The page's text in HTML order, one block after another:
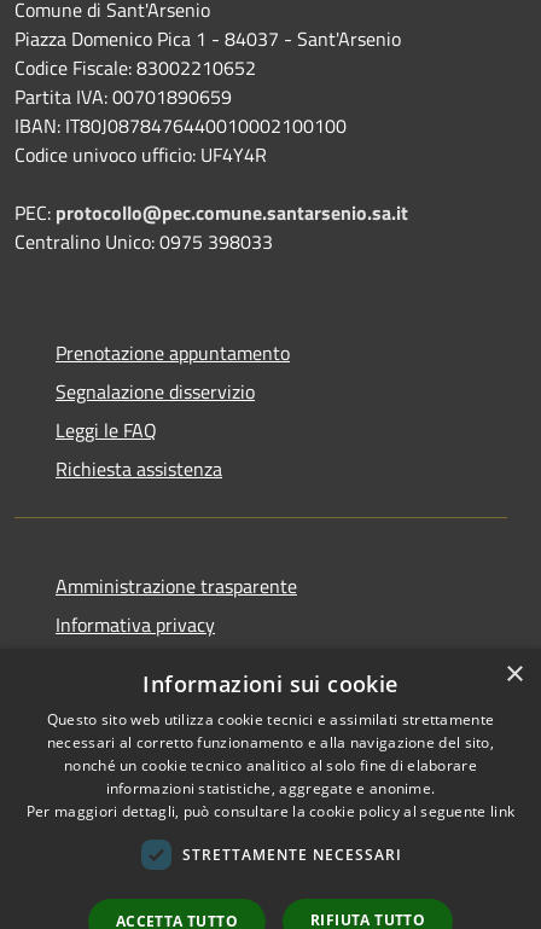
Comune di Sant'Arsenio
Piazza Domenico Pica 1 - 84037 - Sant'Arsenio
Codice Fiscale: 83002210652
Partita IVA: 00701890659
IBAN: IT80J0878476440010002100100
Codice univoco ufficio: UF4Y4R
PEC: protocollo@pec.comune.santarsenio.sa.it
Centralino Unico: 0975 398033
Prenotazione appuntamento
Segnalazione disservizio
Leggi le FAQ
Richiesta assistenza
Amministrazione trasparente
Informativa privacy
Dichiarazione di accessibilità
RSS
Copyright © 2026 • Comune di
Sant'Arsenio • Powered by
redazione
×
Informazioni sui cookie
Questo sito web utilizza cookie tecnici e assimilati strettamente
necessari al corretto funzionamento e alla navigazione del sito,
nonché un cookie tecnico analitico al solo fine di elaborare
informazioni statistiche, aggregate e anonime.
Per maggiori dettagli, può consultare la cookie policy al seguente link
STRETTAMENTE NECESSARI
ACCETTA TUTTO RIFIUTA TUTTO